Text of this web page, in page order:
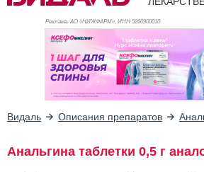
Реклама. АО «НИЖФАРМ», ИНН 5260900010
Видаль Описания препаратов
Анальгина таблетки 0,5 г